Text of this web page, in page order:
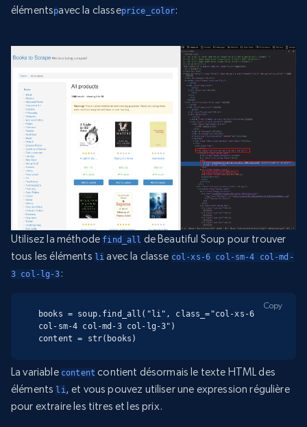
élémentspavec la classeprice_color:
Utilisez la méthode find_all de Beautiful Soup pour trouver
tous les éléments li avec la classe col-xs-6 col-sm-4 col-md-
3 col-lg-3 :
books = soup.find_all("li", class_="col-xs-6
col-sm-4 col-md-3 col-lg-3")
content = str(books)
Copy
La variable content contient désormais le texte HTML des
élémentsli, et vous pouvez utiliser une expression régulière
pour extraire les titres et les prix.